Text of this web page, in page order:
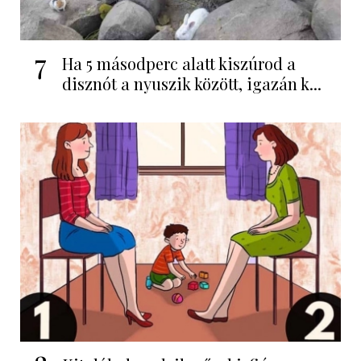
7
Ha 5 másodperc alatt kiszúrod a
disznót a nyuszik között, igazán k...